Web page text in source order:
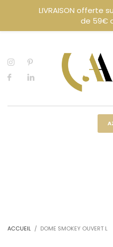
ACCUEIL DOME SMOKEY OUVERT L
LIVRAISON offerte
de 59€